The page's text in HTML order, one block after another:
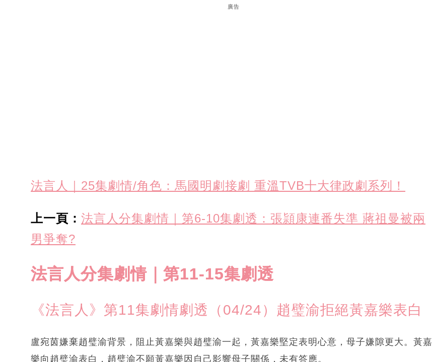
廣告
法言人｜25集劇情/角色：馬國明劇接劇 重溫TVB十大律政劇系列！
上一頁： 法言人分集劇情｜第6-10集劇透：張頴康連番失準 蔣祖曼被兩
男爭奪?
法言人分集劇情｜第11-15集劇透
《法言人》第11集劇情劇透（04/24）趙璧渝拒絕黃嘉樂表白
盧宛茵嫌棄趙璧渝背景，阻止黃嘉樂與趙璧渝一起，黃嘉樂堅定表明心意，母子嫌隙更大。黃嘉
樂向趙璧渝表白，趙璧渝不願黃嘉樂因自己影響母子關係，未有答應。